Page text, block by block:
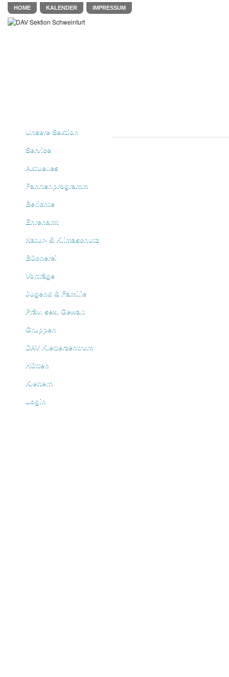
HOME KALENDER IMPRESSUM
Unsere Sektion
Service
Aktuelles
Fahrtenprogramm
Berichte
Ehrenamt
Natur- & Klimaschutz
Bücherei
Vorträge
Jugend & Familie
Präv. sex. Gewalt
Gruppen
DAV Kletterzentrum
Hütten
Klettern
Login